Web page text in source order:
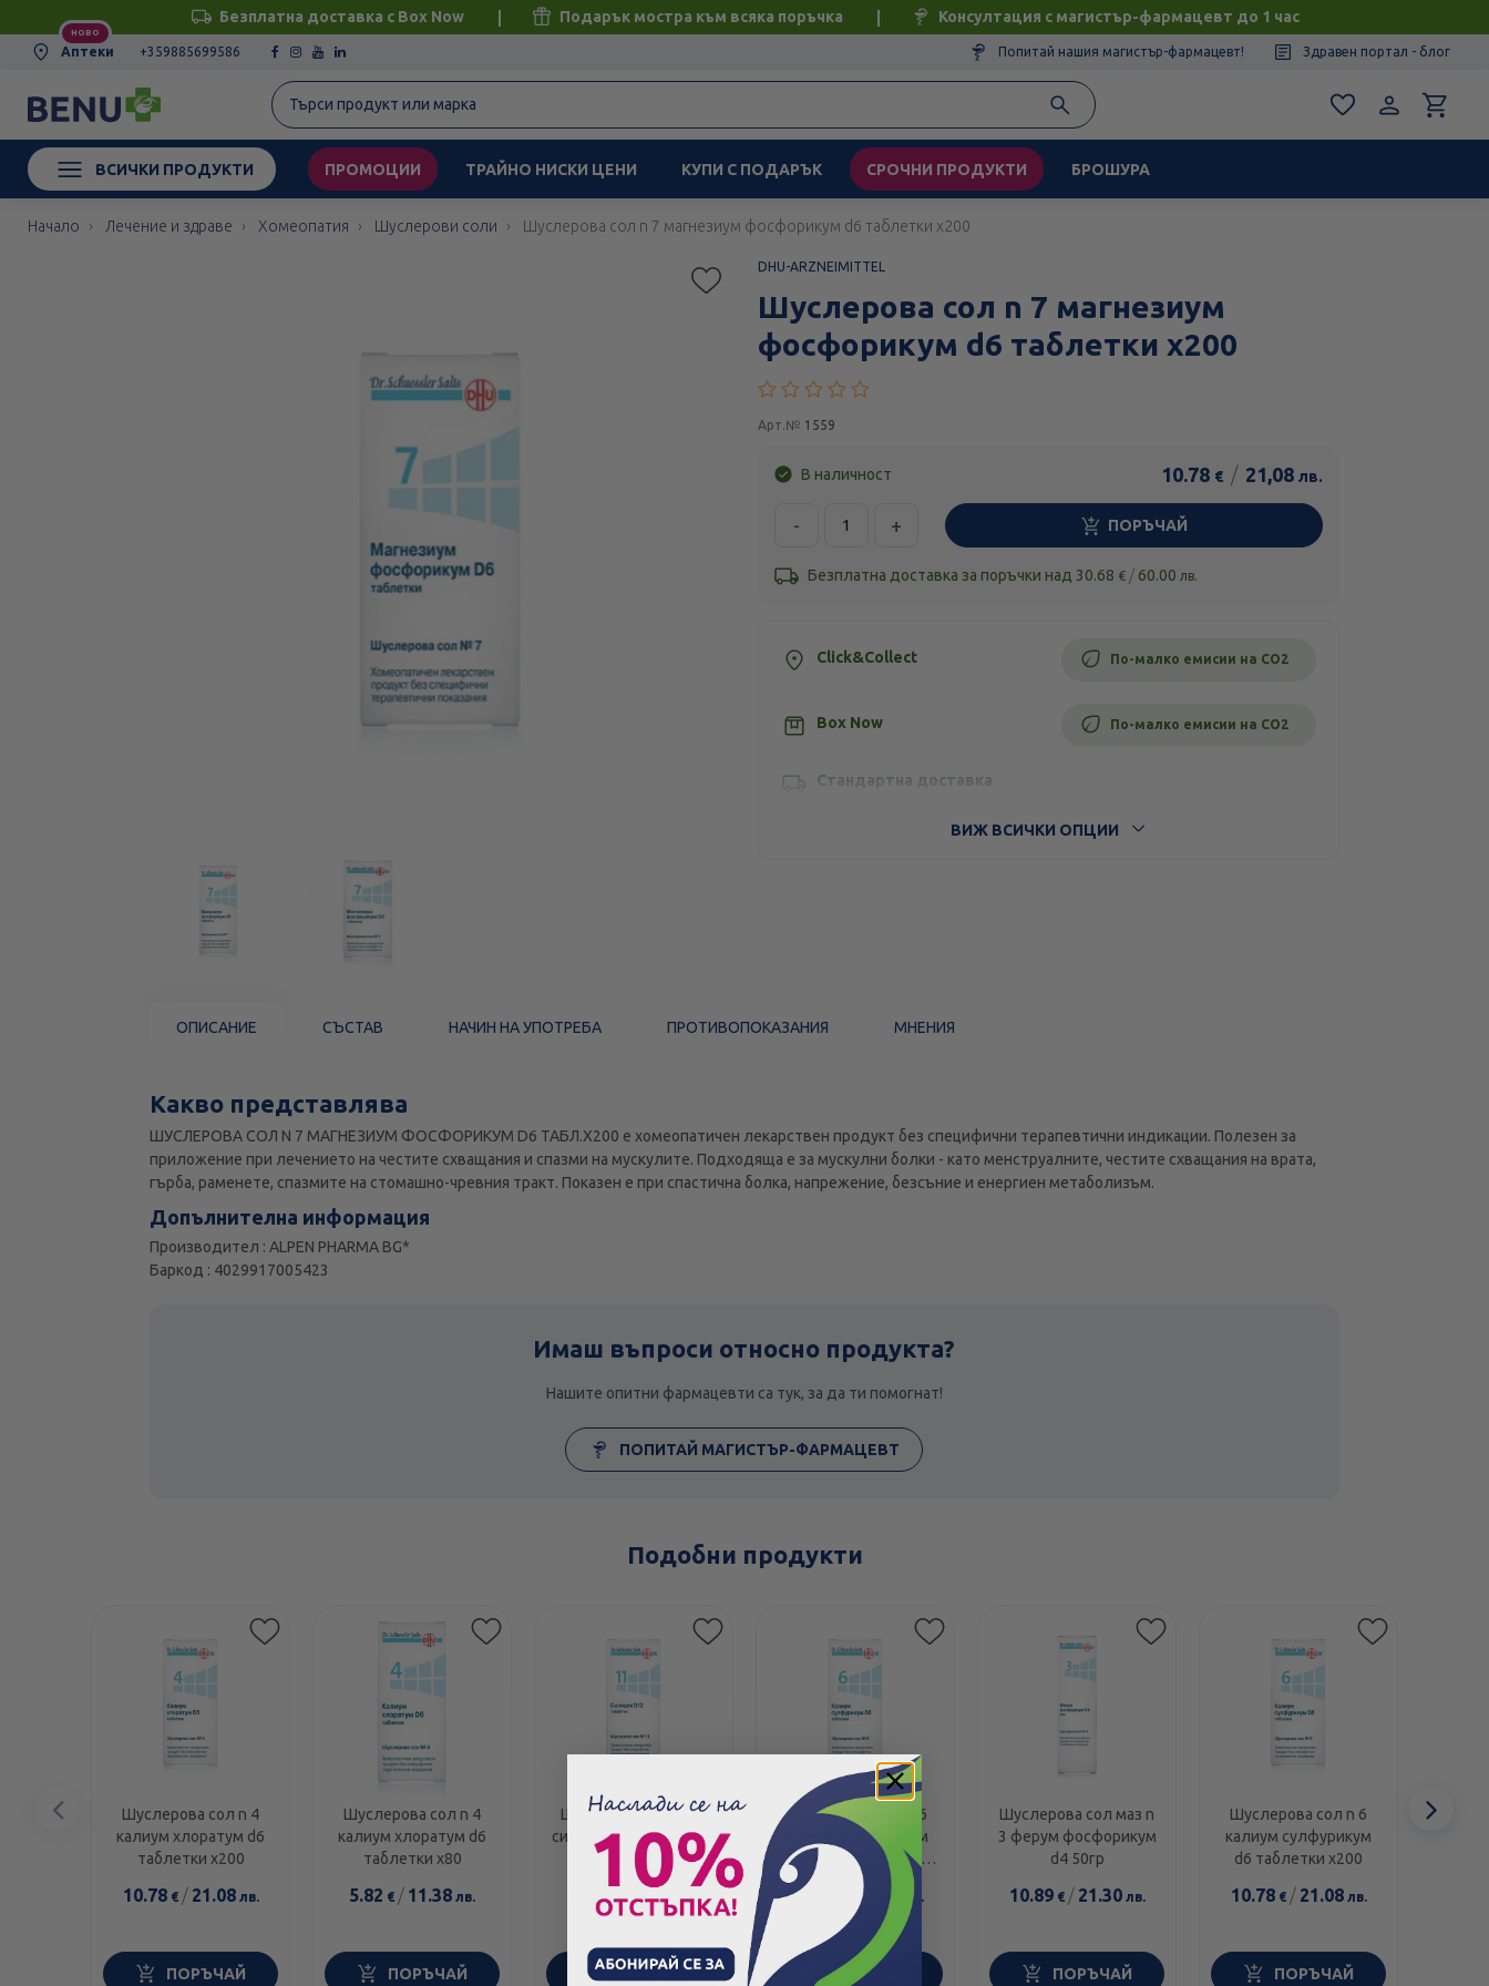
Безплатна доставка с Box Now Подарък мостра към всяка поръчка Консултация с магистър-фармацевт до 1 час
НОВО
Аптеки +359885699586 Попитай нашия магистър-фармацевт! Здравен портал - блог
ВСИЧКИ ПРОДУКТИ ПРОМОЦИИ ТРАЙНО НИСКИ ЦЕНИ КУПИ С ПОДАРЪК СРОЧНИ ПРОДУКТИ БРОШУРА
Начало Лечение и здраве Хомеопатия Шуслерови соли Шуслерова сол n 7 магнезиум фосфорикум d6 таблетки х200
DHU-ARZNEIMITTEL
Шуслерова сол n 7 магнезиум
фосфорикум d6 таблетки х200
Арт.№ 1559
В наличност 10.78 € / 21,08 лв.
- + ПОРЪЧАЙ
Безплатна доставка за поръчки над 30.68 € / 60.00 лв.
Click&Collect По-малко емисии на CO2
Box Now По-малко емисии на CO2
Стандартна доставка
ВИЖ ВСИЧКИ ОПЦИИ
ОПИСАНИЕ СЪСТАВ НАЧИН НА УПОТРЕБА ПРОТИВОПОКАЗАНИЯ МНЕНИЯ
Какво представлява
ШУСЛЕРОВА СОЛ N 7 МАГНЕЗИУМ ФОСФОРИКУМ D6 ТАБЛ.Х200 е хомеопатичен лекарствен продукт без специфични терапевтични индикации. Полезен за
приложение при лечението на честите схващания и спазми на мускулите. Подходяща е за мускулни болки - като менструалните, честите схващания на врата,
гърба, раменете, спазмите на стомашно-чревния тракт. Показен е при спастична болка, напрежение, безсъние и енергиен метаболизъм.
Допълнителна информация
Производител : ALPEN PHARMA BG*
Баркод : 4029917005423
Имаш въпроси относно продукта?
Нашите опитни фармацевти са тук, за да ти помогнат!
ПОПИТАЙ МАГИСТЪР-ФАРМАЦЕВТ
Подобни продукти
Шуслерова сол n 4
калиум хлоратум d6
таблетки х200
10.78€ / 21.08лв.
ПОРЪЧАЙ
Шуслерова сол n 4
калиум хлоратум d6
таблетки х80
5.82 € / 11.38 лв.
ПОРЪЧАЙ
Шуслерова сол n 11
силицеа d12 таблетки
х80
6.08€ / 11.89 лв.
ПОРЪЧАЙ
Шуслерова сол №6
калиум сулфурикум
D6 таблетки х420
DHU
18.20 35.60 лв.
ПОРЪЧАЙ
Шуслерова сол маз n
3 ферум фосфорикум
d4 50гр
10.89€ / 21.30лв.
ПОРЪЧАЙ
Шуслерова сол n 6
калиум сулфурикум
d6 таблетки х200
10.78€ / 21.08лв.
ПОРЪЧАЙ
Предишен
елемент